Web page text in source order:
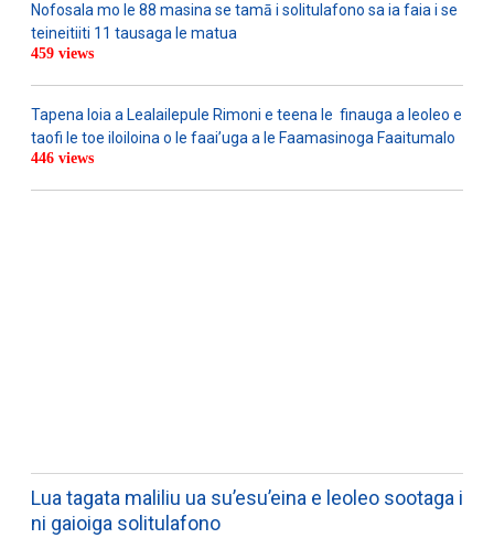
Nofosala mo le 88 masina se tamā i solitulafono sa ia faia i se
teineitiiti 11 tausaga le matua
459 views
Tapena loia a Lealailepule Rimoni e teena le finauga a leoleo e
taofi le toe iloiloina o le faai’uga a le Faamasinoga Faaitumalo
446 views
Lua tagata maliliu ua su’esu’eina e leoleo sootaga i
ni gaioiga solitulafono